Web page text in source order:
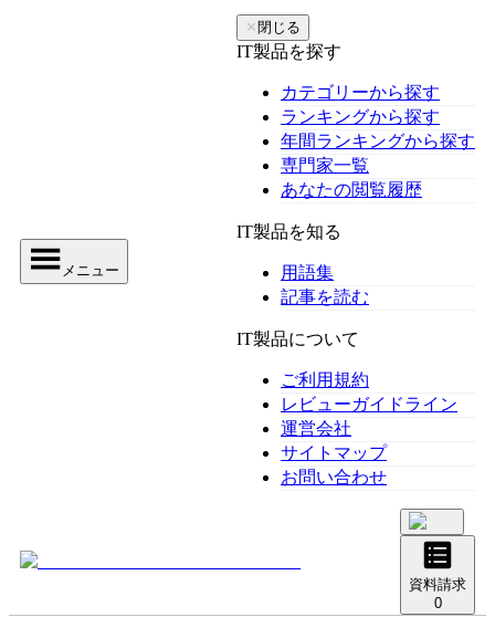
メニュー
✕ 閉じる
IT製品を探す
カテゴリーから探す
ランキングから探す
年間ランキングから探す
専門家一覧
あなたの閲覧履歴
IT製品を知る
用語集
記事を読む
IT製品について
ご利用規約
レビューガイドライン
運営会社
サイトマップ
お問い合わせ
資料請求
0